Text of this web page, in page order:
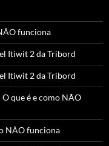
funciona
Itiwit 2 da Tribord
Itiwit 2 da Tribord
que é e como NÃO
NÃO funciona